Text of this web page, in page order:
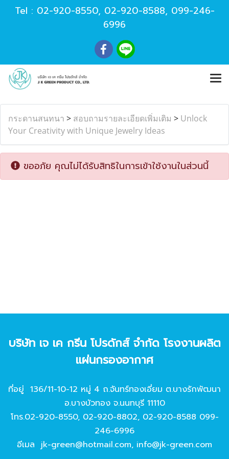
Tel : 02-920-8550, 02-920-8588, 099-246-
6996
กระดานสนทนา > สอบถามรายละเอียดเพิ่มเติม > Unlock
Your Creativity with Unique Jewelry Ideas
ขออภัย คุณไม่ได้รับสิทธิในการเข้าใช้งานในส่วนนี้
บริษัท เจ เค กรีน โปรดักส์ จํากัด โรงงานผลิต
แผ่นกรองอากาศ
ที่อยู่ 136/11-10-12 หมู่ 4 ถ.จันทร์ทองเอี่ยม ต.บางรักพัฒนา
อ.บางบัวทอง จ.นนทบุรี 11110
โทร.02-920-8550, 02-920-8802, 02-920-8588 099-
246-6996
อีเมล jk-green@hotmail.com, info@jk-green.com